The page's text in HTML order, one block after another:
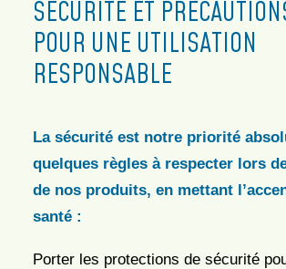
SÉCURITÉ ET
POUR UNE UTILISATION
RESPONSABLE
La sécurité est notre priorité
quelques règles à respecter lors
de nos produits, en mettant
santé :
Porter les protections de sécurité